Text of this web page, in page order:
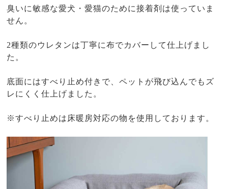
臭いに敏感な愛犬・愛猫のために接着剤は使っていま
せん。
2種類のウレタンは丁寧に布でカバーして仕上げまし
た。
底面にはすべり止め付きで、ペットが飛び込んでもズ
レにくく仕上げました。
※すべり止めは床暖房対応の物を使用しております。